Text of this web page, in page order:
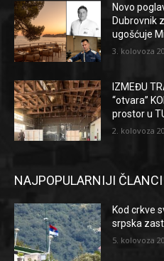
Novo
Dubrovnik
ugošćuje
3. kolovoza
IZMEĐU
“otvara”
prostor u
2. kolovoza
NAJPOPULARNIJI ČLANCI
Kod crkve
srpska
5. kolovoza